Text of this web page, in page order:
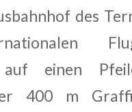
des
auf einen
400 m